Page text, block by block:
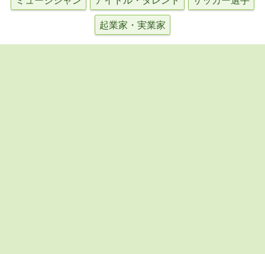
起業家・実業家